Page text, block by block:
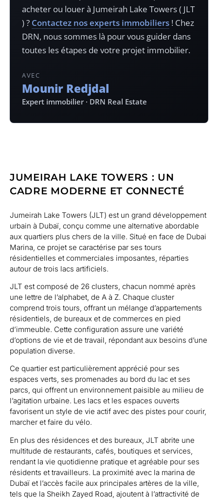
acheter ou louer à Jumeirah Lake Towers​ ( JLT
)? Contactez nos experts immobiliers ! Chez
DRN, nous sommes là pour vous guider dans
toutes les étapes de votre projet immobilier.
AVEC
Mounir Redjdal
Expert immobilier · DRN Real Estate
JUMEIRAH LAKE TOWERS : UN
CADRE MODERNE ET CONNECTÉ
Jumeirah Lake Towers (JLT) est un grand développement
urbain à Dubaï, conçu comme une alternative abordable
aux quartiers plus chers de la ville. Situé en face de Dubai
Marina, ce projet se caractérise par ses tours
résidentielles et commerciales imposantes, réparties
autour de trois lacs artificiels.
JLT est composé de 26 clusters, chacun nommé après
une lettre de l’alphabet, de A à Z. Chaque cluster
comprend trois tours, offrant un mélange d’appartements
résidentiels, de bureaux et de commerces en pied
d’immeuble. Cette configuration assure une variété
d’options de vie et de travail, répondant aux besoins d’une
population diverse.
Ce quartier est particulièrement apprécié pour ses
espaces verts, ses promenades au bord du lac et ses
parcs, qui offrent un environnement paisible au milieu de
l’agitation urbaine. Les lacs et les espaces ouverts
favorisent un style de vie actif avec des pistes pour courir,
marcher et faire du vélo.
En plus des résidences et des bureaux, JLT abrite une
multitude de restaurants, cafés, boutiques et services,
rendant la vie quotidienne pratique et agréable pour ses
résidents et travailleurs. La proximité avec la marina de
Dubaï et l’accès facile aux principales artères de la ville,
tels que la Sheikh Zayed Road, ajoutent à l’attractivité de